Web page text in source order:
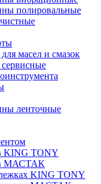
полировальные
масел и смазок
ленточные
KING TONY
МАСТАК
KING TONY